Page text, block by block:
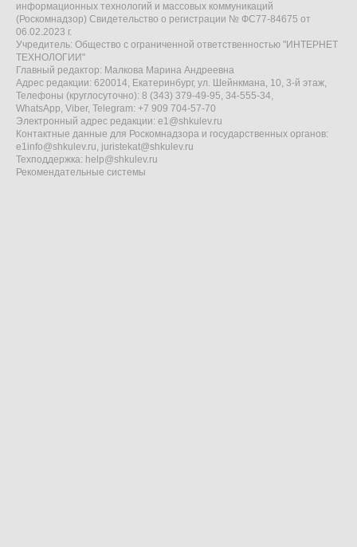
информационных технологий и массовых коммуникаций
(Роскомнадзор) Свидетельство о регистрации № ФС77-84675 от
06.02.2023 г.
Учредитель: Общество с ограниченной ответственностью "ИНТЕРНЕТ
ТЕХНОЛОГИИ"
Главный редактор: Малкова Марина Андреевна
Адрес редакции: 620014, Екатеринбург, ул. Шейнкмана, 10, 3-й этаж,
Телефоны (круглосуточно): 8 (343) 379-49-95, 34-555-34,
WhatsApp, Viber, Telegram: +7 909 704-57-70
Электронный адрес редакции: e1@shkulev.ru
Контактные данные для Роскомнадзора и государственных органов:
e1info@shkulev.ru, juristekat@shkulev.ru
Техподдержка: help@shkulev.ru
Рекомендательные системы